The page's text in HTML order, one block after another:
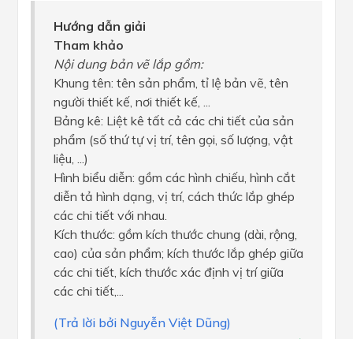
Hướng dẫn giải
Tham khảo
Nội dung bản vẽ lắp gồm:
Khung tên: tên sản phẩm, tỉ lệ bản vẽ, tên
người thiết kế, nơi thiết kế, ...
Bảng kê: Liệt kê tất cả các chi tiết của sản
phẩm (số thứ tự vị trí, tên gọi, số lượng, vật
liệu, ...)
Hình biểu diễn: gồm các hình chiếu, hình cắt
diễn tả hình dạng, vị trí, cách thức lắp ghép
các chi tiết với nhau.
Kích thước: gồm kích thước chung (dài, rộng,
cao) của sản phẩm; kích thước lắp ghép giữa
các chi tiết, kích thước xác định vị trí giữa
các chi tiết,...
(Trả lời bởi Nguyễn Việt Dũng)